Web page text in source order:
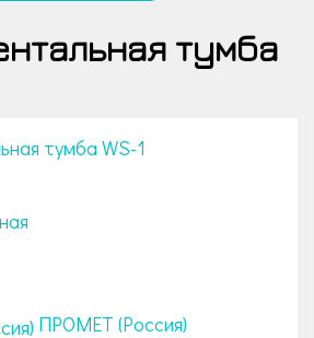
тумба
ПРОМЕТ (Россия)